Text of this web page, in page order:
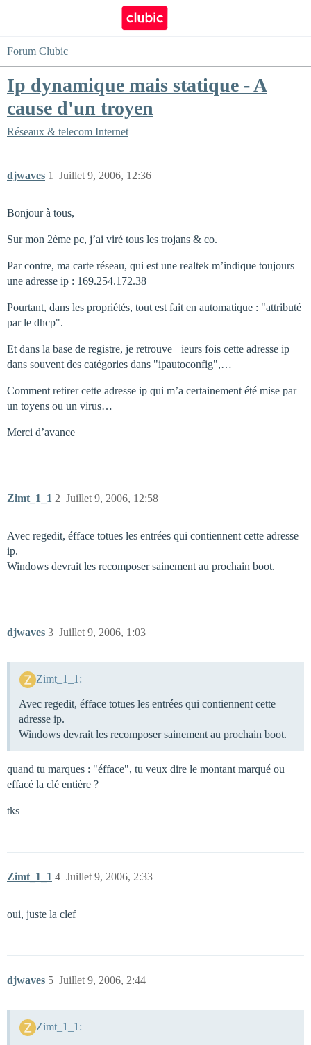
Forum Clubic
Ip dynamique mais statique - A
cause d'un troyen
Réseaux & telecom Internet
djwaves Juillet 9, 2006, 12:36
1
Bonjour à tous,
Sur mon 2ème pc, j’ai viré tous les trojans & co.
Par contre, ma carte réseau, qui est une realtek m’indique toujours
une adresse ip : 169.254.172.38
Pourtant, dans les propriétés, tout est fait en automatique : "attributé
par le dhcp".
Et dans la base de registre, je retrouve +ieurs fois cette adresse ip
dans souvent des catégories dans "ipautoconfig",…
Comment retirer cette adresse ip qui m’a certainement été mise par
un toyens ou un virus…
Merci d’avance
Zimt_1_1 Juillet 9, 2006, 12:58
2
Avec regedit, éfface totues les entrées qui contiennent cette adresse
ip.
Windows devrait les recomposer sainement au prochain boot.
djwaves Juillet 9, 2006, 1:03
3
Zimt_1_1:
Avec regedit, éfface totues les entrées qui contiennent cette
adresse ip.
Windows devrait les recomposer sainement au prochain boot.
quand tu marques : "éfface", tu veux dire le montant marqué ou
effacé la clé entière ?
tks
Zimt_1_1 Juillet 9, 2006, 2:33
4
oui, juste la clef
djwaves Juillet 9, 2006, 2:44
5
Zimt_1_1: